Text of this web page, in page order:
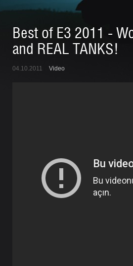
Best of E3 2011 -
and REAL TANKS!
04.10.2011 Video